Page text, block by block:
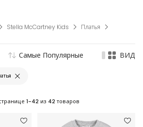
Stella McCartney Kids
Платья
Самые Популярные ВИД
1-42 из 42 товаров